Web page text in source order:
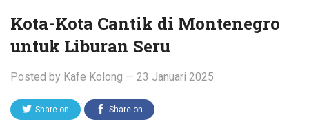
Kota-Kota Cantik di Montenegro
untuk Liburan Seru
Posted by Kafe Kolong — 23 Januari 2025
Share on Share on